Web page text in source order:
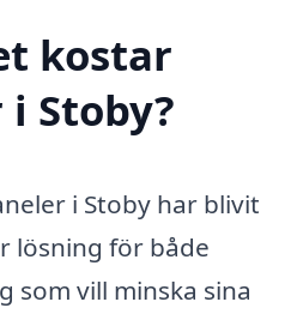
kostar
Stoby?
i Stoby har blivit
lösning för både
som vill minska sina